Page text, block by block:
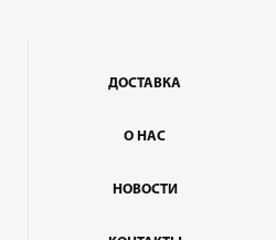
ДОСТАВКА
О НАС
НОВОСТИ